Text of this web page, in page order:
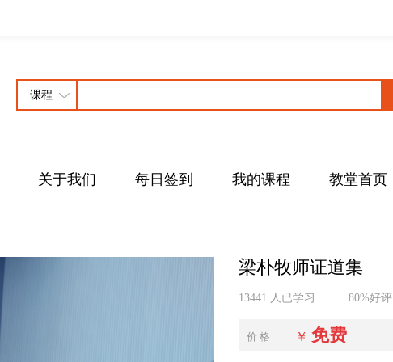
关于我们 每日签到 我的课程 教堂首页
梁朴牧师证道集
13441 人已学习 80%好评
价 格 ￥ 免费